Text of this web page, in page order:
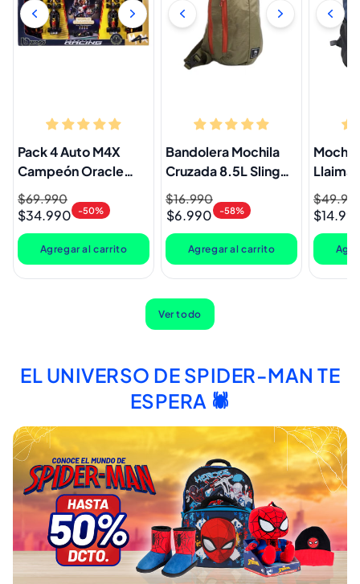
Pack 4 Auto M4X
Campeón Oracle
Red Bull Racing 1:43
Verstappen
Precio
habitual
$69.990
Precio
de
oferta
$34.990 -50%
Agregar al carrito
Bandolera Mochila
Cruzada 8.5L Sling
Khaki Llaima
Precio
habitual
$16.990
Precio
de
oferta
$6.990 -58%
Agregar al carrito
Llaima
Precio
habitual
Precio
de
oferta
Ver todo
EL UNIVERSO DE SPIDER-MAN TE
ESPERA 🕷️